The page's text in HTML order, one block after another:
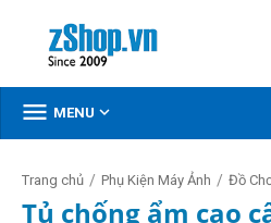
 MENU 
Trang chủ / Phụ Kiện Máy Ảnh / Đồ
Tủ chống ẩm cao